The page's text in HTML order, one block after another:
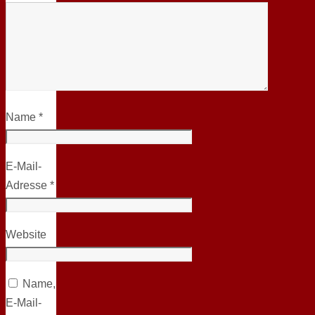
Name *
E-Mail-
Adresse *
Website
Name,
E-Mail-